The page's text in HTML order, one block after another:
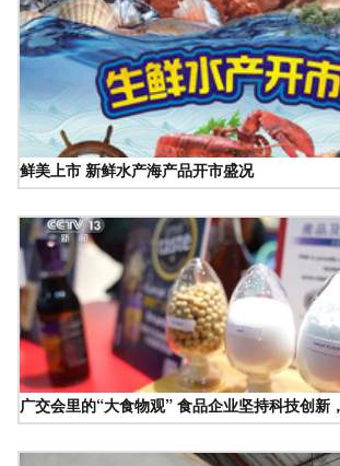
鲜美上市 新鲜水产海产品开市盛况
广交会里的“大食物观” 食品企业坚持科技创新